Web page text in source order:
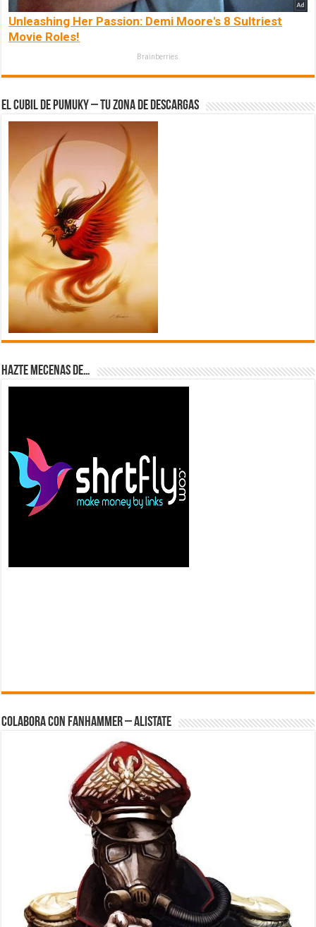
Unleashing Her Passion: Demi Moore's 8 Sultriest
Movie Roles!
Brainberries
El Cubil de Pumuky – Tu zona de Descargas
Hazte Mecenas de…
Colabora con FanHammer – Alistate